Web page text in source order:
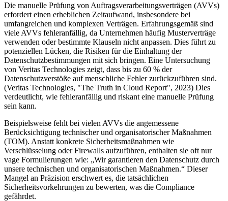
Die manuelle Prüfung von Auftragsverarbeitungsverträgen (AVVs)
erfordert einen erheblichen Zeitaufwand, insbesondere bei
umfangreichen und komplexen Verträgen. Erfahrungsgemäß sind
viele AVVs fehleranfällig, da Unternehmen häufig Musterverträge
verwenden oder bestimmte Klauseln nicht anpassen. Dies führt zu
potenziellen Lücken, die Risiken für die Einhaltung der
Datenschutzbestimmungen mit sich bringen. Eine Untersuchung
von Veritas Technologies zeigt, dass bis zu 60 % der
Datenschutzverstöße auf menschliche Fehler zurückzuführen sind.
(Veritas Technologies, "The Truth in Cloud Report", 2023) Dies
verdeutlicht, wie fehleranfällig und riskant eine manuelle Prüfung
sein kann.
Beispielsweise fehlt bei vielen AVVs die angemessene
Berücksichtigung technischer und organisatorischer Maßnahmen
(TOM). Anstatt konkrete Sicherheitsmaßnahmen wie
Verschlüsselung oder Firewalls aufzuführen, enthalten sie oft nur
vage Formulierungen wie: „Wir garantieren den Datenschutz durch
unsere technischen und organisatorischen Maßnahmen.“ Dieser
Mangel an Präzision erschwert es, die tatsächlichen
Sicherheitsvorkehrungen zu bewerten, was die Compliance
gefährdet.